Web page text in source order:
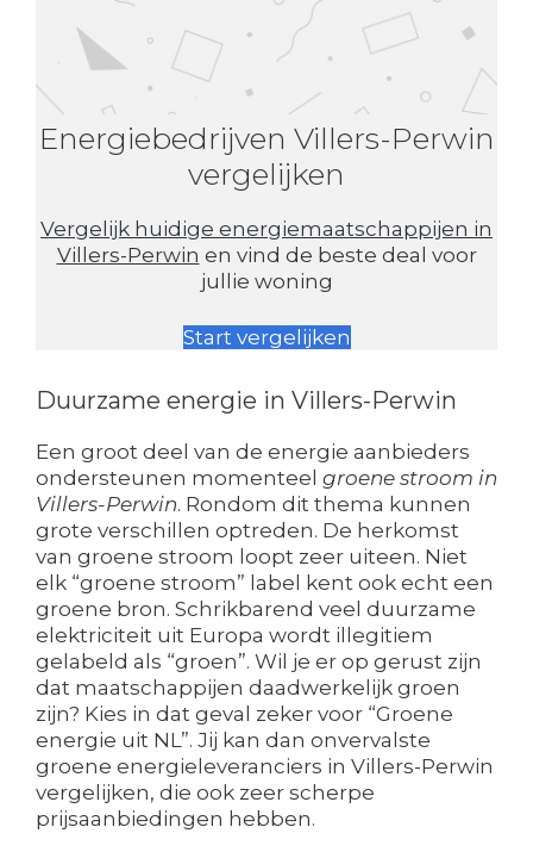
Energiebedrijven Villers-Perwin
vergelijken
Vergelijk huidige energiemaatschappijen in
Villers-Perwin en vind de beste deal voor
jullie woning
Start vergelijken
Duurzame energie in Villers-Perwin
Een groot deel van de energie aanbieders
ondersteunen momenteel groene stroom in
Villers-Perwin. Rondom dit thema kunnen
grote verschillen optreden. De herkomst
van groene stroom loopt zeer uiteen. Niet
elk “groene stroom” label kent ook echt een
groene bron. Schrikbarend veel duurzame
elektriciteit uit Europa wordt illegitiem
gelabeld als “groen”. Wil je er op gerust zijn
dat maatschappijen daadwerkelijk groen
zijn? Kies in dat geval zeker voor “Groene
energie uit NL”. Jij kan dan onvervalste
groene energieleveranciers in Villers-Perwin
vergelijken, die ook zeer scherpe
prijsaanbiedingen hebben.